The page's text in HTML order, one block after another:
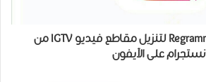
تحميل ﺗﻄﺒﻴﻖ Regrammer ﻟﺘﻨﺰﻳﻞ ﻣﻘﺎﻃﻊ ﻓﻴﺪﻳﻮ IGTV ﻣﻦ
ﻋﻠﻰ الآﻳﻔﻮﻥ